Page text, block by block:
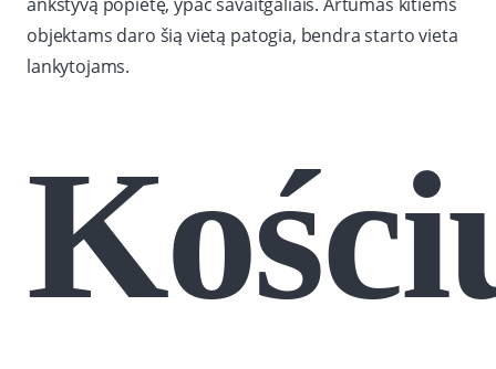
objektams daro šią vietą patogia, bendra starto vieta
lankytojams.